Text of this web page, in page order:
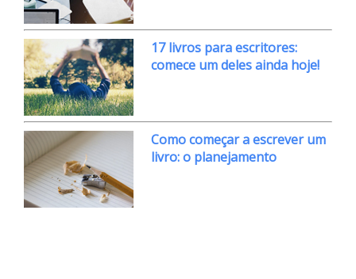
17 livros para escritores:
comece um deles ainda hoje!
Como começar a escrever um
livro: o planejamento